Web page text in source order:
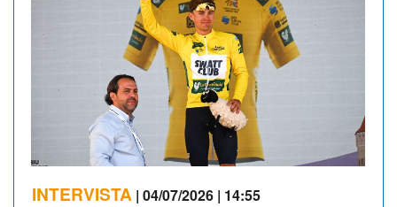
INTERVISTA | 04/07/2026 | 14:55